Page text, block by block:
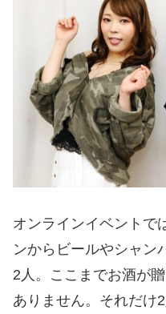
オンラインイベントで
ンからビールやシャン
2人。ここまでお酒が
ありません。それだけ